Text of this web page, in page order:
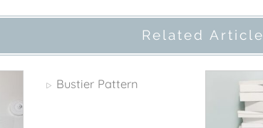
Related Article
▷ Bustier Pattern